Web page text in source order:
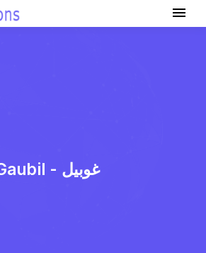
Gaubil - غوبیل